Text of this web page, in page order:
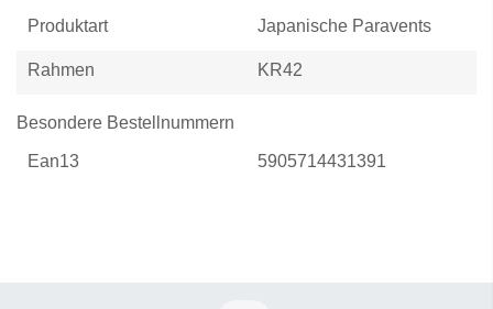
Produktart Japanische Paravents
Rahmen KR42
Besondere Bestellnummern
Ean13 5905714431391